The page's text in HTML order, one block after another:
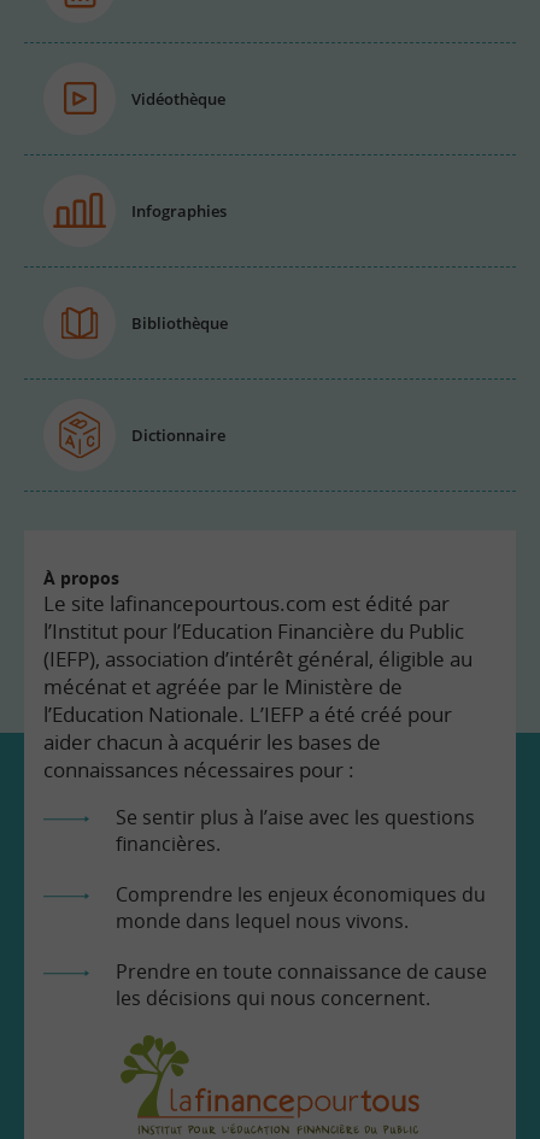
Vidéothèque
Infographies
Bibliothèque
Dictionnaire
À propos
Le site lafinancepourtous.com est édité par
l’Institut pour l’Education Financière du Public
(IEFP), association d’intérêt général, éligible au
mécénat et agréée par le Ministère de
l’Education Nationale. L’IEFP a été créé pour
aider chacun à acquérir les bases de
connaissances nécessaires pour :
Se sentir plus à l’aise avec les questions
financières.
Comprendre les enjeux économiques du
monde dans lequel nous vivons.
Prendre en toute connaissance de cause
les décisions qui nous concernent.